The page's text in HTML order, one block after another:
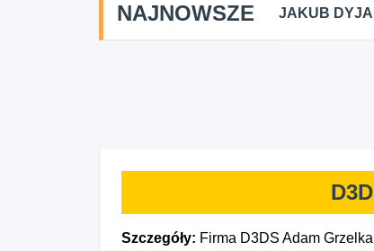
NAJNOWSZE JAKUB
Szczegóły: Firma D3DS Adam